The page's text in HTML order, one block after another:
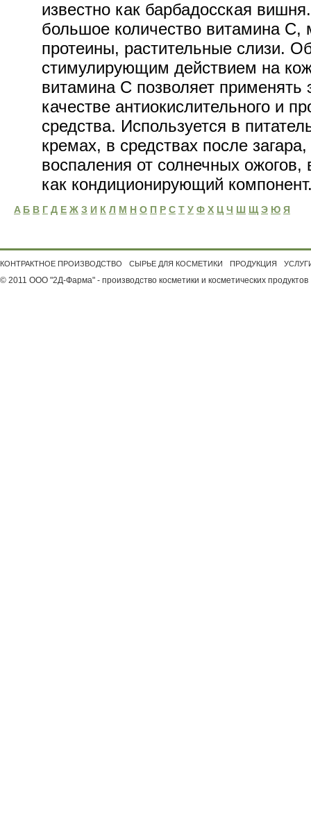
известно как барбадосская
большое количество витамина С,
протеины, растительные слизи.
стимулирующим действием на
витамина С позволяет применять
качестве антиокислительного и
средства. Используется в
кремах, в средствах после
воспаления от солнечных ожогов,
как кондиционирующий
A Б B Г Д Е Ж З И К Л М Н O П Р C Т У Ф Х Ц Ч Ш Щ Э Ю Я
КОНТРАКТНОЕ ПРОИЗВОДСТВО СЫРЬЕ ДЛЯ КОСМЕТИКИ ПРОДУКЦИЯ
© 2011 ООО "2Д-Фарма" - производство косметики и косметических продуктов